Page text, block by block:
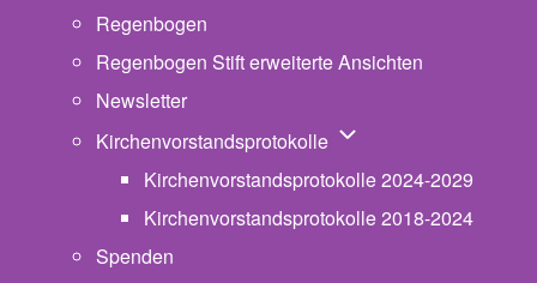
Regenbogen
Regenbogen Stift erweiterte Ansichten
Newsletter
Kirchenvorstandsprotokolle Unternavigation von
Kirchenvorstandsprotokolle 2024-2029
Kirchenvorstandsprotokolle 2018-2024
Spenden